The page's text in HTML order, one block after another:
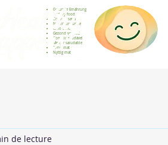
Gesunde Ernährung
Healthy food
Comida sana
Nourriture saine
Cibo sano
Gezond voedsel
Comida saudável
Menjar saludable
Sunn mat
Nyttig mat
de lecture